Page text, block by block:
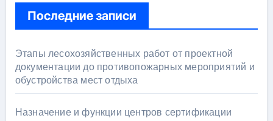
Последние записи
Этапы лесохозяйственных работ от проектной
документации до противопожарных мероприятий и
обустройства мест отдыха
Назначение и функции центров сертификации